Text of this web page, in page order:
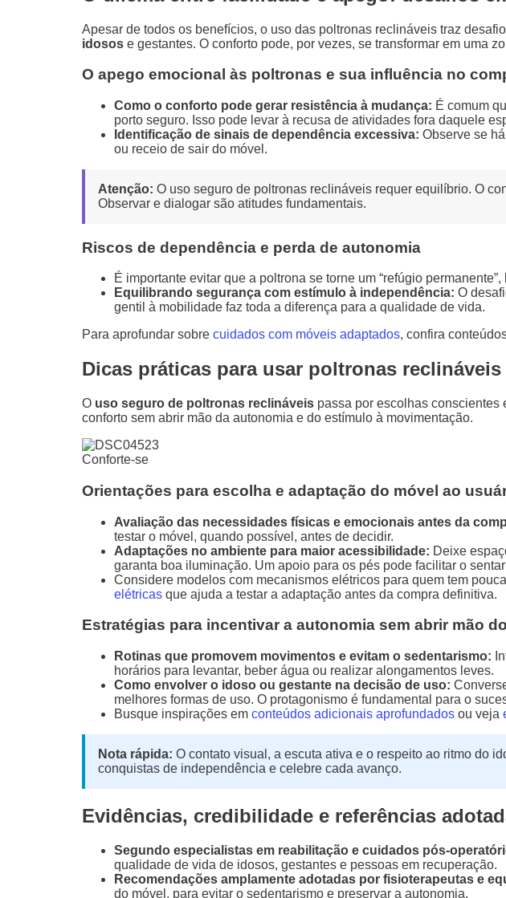
Apesar de todos os benefícios, o uso das poltronas reclináveis traz
idosos e gestantes. O conforto pode, por vezes, se transformar em uma
O apego emocional às poltronas e sua influência no
Como o conforto pode gerar resistência à mudança: É comum
porto seguro. Isso pode levar à recusa de atividades fora daquele
Identificação de sinais de dependência excessiva: Observe se
ou receio de sair do móvel.
Atenção: O uso seguro de poltronas reclináveis requer equilíbrio. O
Observar e dialogar são atitudes fundamentais.
Riscos de dependência e perda de autonomia
É importante evitar que a poltrona se torne um “refúgio
Equilibrando segurança com estímulo à independência: O
gentil à mobilidade faz toda a diferença para a qualidade de vida.
Para aprofundar sobre cuidados com móveis adaptados, confira
Dicas práticas para usar poltronas
O uso seguro de poltronas reclináveis passa por escolhas conscientes
conforto sem abrir mão da autonomia e do estímulo à movimentação.
Conforte-se
Orientações para escolha e adaptação do móvel ao
Avaliação das necessidades físicas e emocionais antes da
testar o móvel, quando possível, antes de decidir.
Adaptações no ambiente para maior acessibilidade: Deixe
garanta boa iluminação. Um apoio para os pés pode facilitar o
Considere modelos com mecanismos elétricos para quem tem
elétricas que ajuda a testar a adaptação antes da compra definitiva.
Estratégias para incentivar a autonomia sem abrir mão
Rotinas que promovem movimentos e evitam o sedentarismo:
horários para levantar, beber água ou realizar alongamentos leves.
Como envolver o idoso ou gestante na decisão de uso:
melhores formas de uso. O protagonismo é fundamental para o
Busque inspirações em conteúdos adicionais aprofundados ou veja
Nota rápida: O contato visual, a escuta ativa e o respeito ao ritmo do
conquistas de independência e celebre cada avanço.
Evidências, credibilidade e referências
Segundo especialistas em reabilitação e cuidados pós-
qualidade de vida de idosos, gestantes e pessoas em recuperação.
Recomendações amplamente adotadas por fisioterapeutas e
do móvel, para evitar o sedentarismo e preservar a autonomia.